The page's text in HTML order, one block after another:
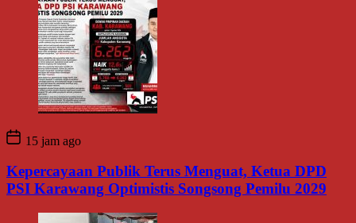
15 jam ago
Kepercayaan Publik Terus Menguat, Ketua DPD
PSI Karawang Optimistis Songsong Pemilu 2029